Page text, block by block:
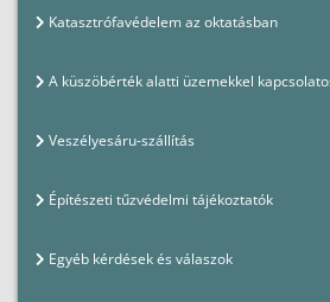
Katasztrófavédelem az oktatásban
A küszöbérték alatti üzemekkel
Veszélyesáru-szállítás
Építészeti tűzvédelmi tájékoztatók
Egyéb kérdések és válaszok